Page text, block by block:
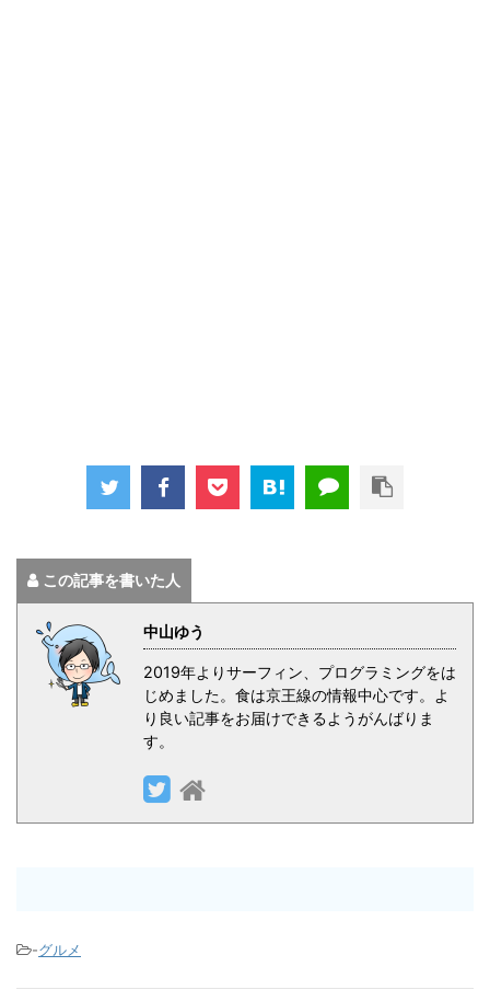
この記事を書いた人
中山ゆう
2019年よりサーフィン、プログラミングをは
じめました。食は京王線の情報中心です。よ
り良い記事をお届けできるようがんばりま
す。
-グルメ